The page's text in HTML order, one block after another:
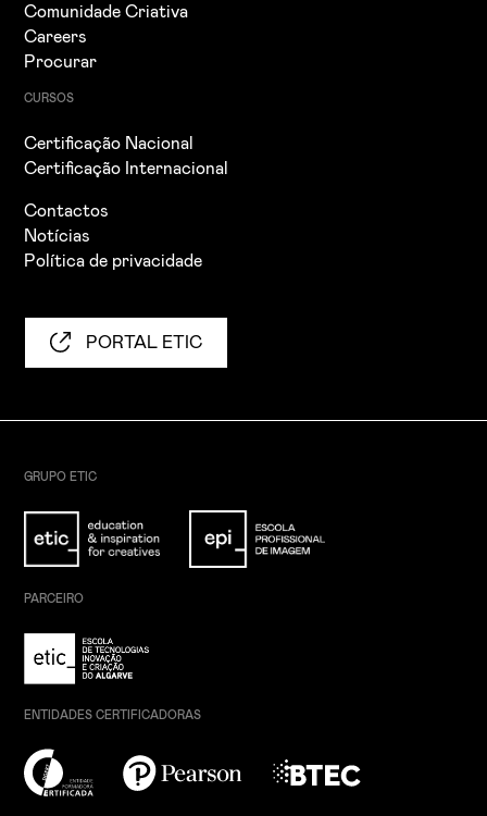
Comunidade Criativa
Careers
Procurar
CURSOS
Certificação Nacional
Certificação Internacional
Contactos
Notícias
Política de privacidade
PORTAL ETIC
GRUPO ETIC
PARCEIRO
ENTIDADES CERTIFICADORAS